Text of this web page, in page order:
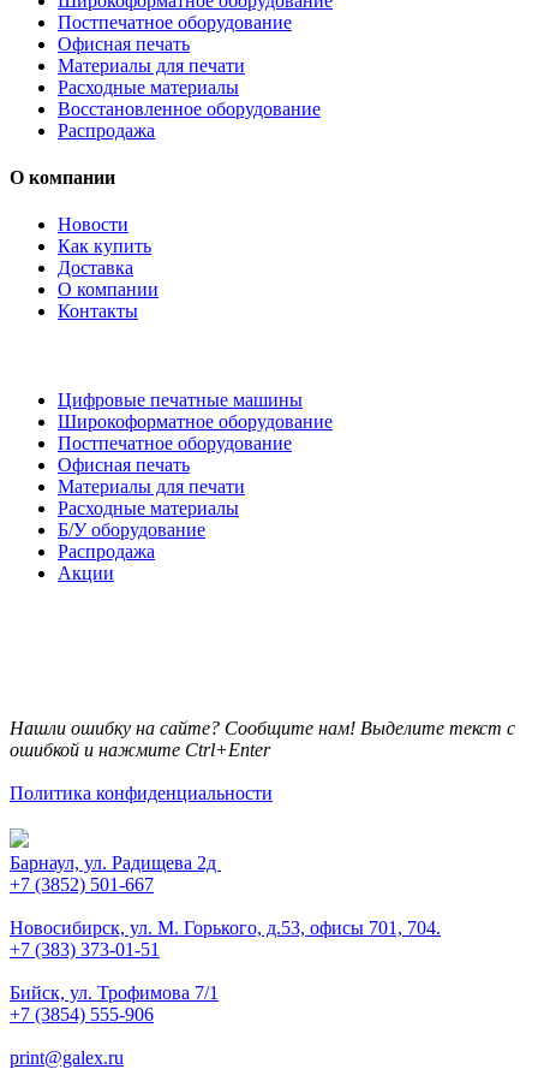
Постпечатное оборудование
Офисная печать
Материалы для печати
Расходные материалы
Восстановленное оборудование
Распродажа
О компании
Новости
Как купить
Доставка
О компании
Контакты
Цифровые печатные машины
Широкоформатное оборудование
Постпечатное оборудование
Офисная печать
Материалы для печати
Расходные материалы
Б/У оборудование
Распродажа
Акции
Нашли ошибку на сайте? Сообщите нам! Выделите текст с
ошибкой и нажмите Ctrl+Enter
Политика конфиденциальности
Барнаул, ул. Радищева 2д
+7 (3852) 501-667
Новосибирск, ул. М. Горького, д.53, офисы 701, 704.
+7 (383) 373-01-51
Бийск, ул. Трофимова 7/1
+7 (3854) 555-906
print@galex.ru